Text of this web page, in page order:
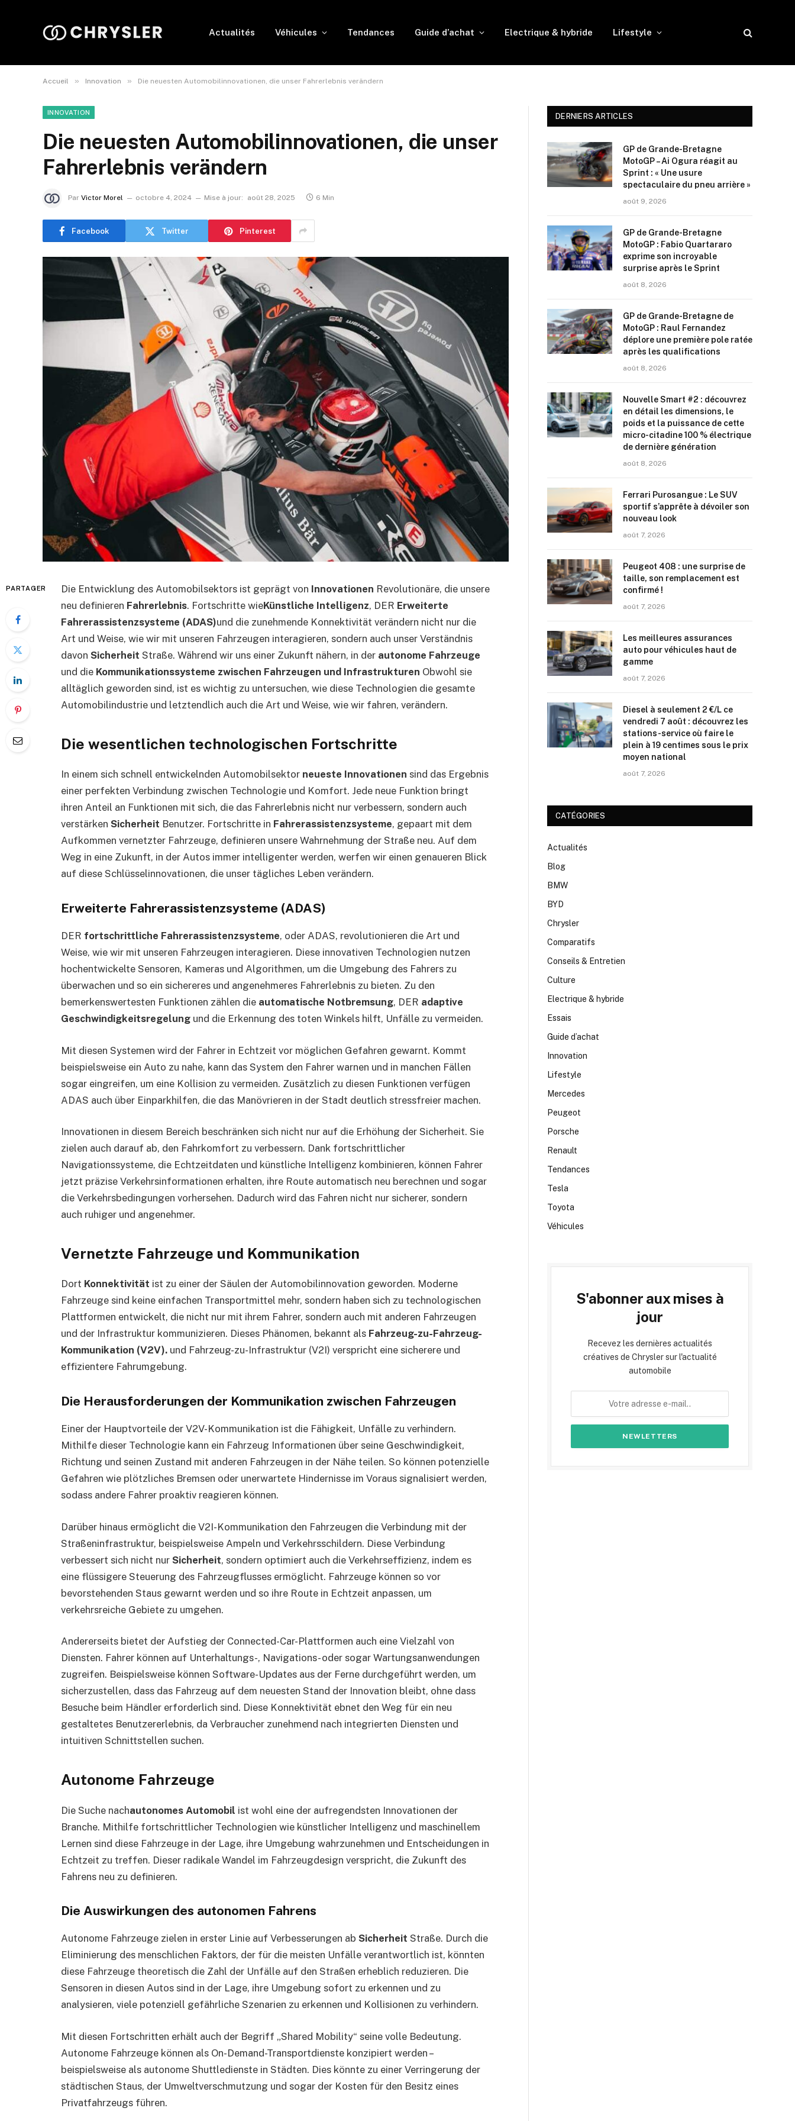
Actualités Véhicules Tendances Guide d’achat Electrique & hybride Lifestyle
Accueil » Innovation » Die neuesten Automobilinnovationen, die unser Fahrerlebnis verändern
INNOVATION
Die neuesten Automobilinnovationen, die unser
Fahrerlebnis verändern
Par Victor Morel octobre 4, 2024 Mise à jour: août 28, 2025 6 Min
Facebook Twitter Pinterest
PARTAGER Die Entwicklung des Automobilsektors ist geprägt von Innovationen Revolutionäre, die unsere
neu definieren Fahrerlebnis. Fortschritte wieKünstliche Intelligenz, DER Erweiterte
Fahrerassistenzsysteme (ADAS)und die zunehmende Konnektivität verändern nicht nur die
Art und Weise, wie wir mit unseren Fahrzeugen interagieren, sondern auch unser Verständnis
davon Sicherheit Straße. Während wir uns einer Zukunft nähern, in der autonome Fahrzeuge
und die Kommunikationssysteme zwischen Fahrzeugen und Infrastrukturen Obwohl sie
alltäglich geworden sind, ist es wichtig zu untersuchen, wie diese Technologien die gesamte
Automobilindustrie und letztendlich auch die Art und Weise, wie wir fahren, verändern.
Die wesentlichen technologischen Fortschritte
In einem sich schnell entwickelnden Automobilsektor neueste Innovationen sind das Ergebnis
einer perfekten Verbindung zwischen Technologie und Komfort. Jede neue Funktion bringt
ihren Anteil an Funktionen mit sich, die das Fahrerlebnis nicht nur verbessern, sondern auch
verstärken Sicherheit Benutzer. Fortschritte in Fahrerassistenzsysteme, gepaart mit dem
Aufkommen vernetzter Fahrzeuge, definieren unsere Wahrnehmung der Straße neu. Auf dem
Weg in eine Zukunft, in der Autos immer intelligenter werden, werfen wir einen genaueren Blick
auf diese Schlüsselinnovationen, die unser tägliches Leben verändern.
Erweiterte Fahrerassistenzsysteme (ADAS)
DER fortschrittliche Fahrerassistenzsysteme, oder ADAS, revolutionieren die Art und
Weise, wie wir mit unseren Fahrzeugen interagieren. Diese innovativen Technologien nutzen
hochentwickelte Sensoren, Kameras und Algorithmen, um die Umgebung des Fahrers zu
überwachen und so ein sichereres und angenehmeres Fahrerlebnis zu bieten. Zu den
bemerkenswertesten Funktionen zählen die automatische Notbremsung, DER adaptive
Geschwindigkeitsregelung und die Erkennung des toten Winkels hilft, Unfälle zu vermeiden.
Mit diesen Systemen wird der Fahrer in Echtzeit vor möglichen Gefahren gewarnt. Kommt
beispielsweise ein Auto zu nahe, kann das System den Fahrer warnen und in manchen Fällen
sogar eingreifen, um eine Kollision zu vermeiden. Zusätzlich zu diesen Funktionen verfügen
ADAS auch über Einparkhilfen, die das Manövrieren in der Stadt deutlich stressfreier machen.
Innovationen in diesem Bereich beschränken sich nicht nur auf die Erhöhung der Sicherheit. Sie
zielen auch darauf ab, den Fahrkomfort zu verbessern. Dank fortschrittlicher
Navigationssysteme, die Echtzeitdaten und künstliche Intelligenz kombinieren, können Fahrer
jetzt präzise Verkehrsinformationen erhalten, ihre Route automatisch neu berechnen und sogar
die Verkehrsbedingungen vorhersehen. Dadurch wird das Fahren nicht nur sicherer, sondern
auch ruhiger und angenehmer.
Vernetzte Fahrzeuge und Kommunikation
Dort Konnektivität ist zu einer der Säulen der Automobilinnovation geworden. Moderne
Fahrzeuge sind keine einfachen Transportmittel mehr, sondern haben sich zu technologischen
Plattformen entwickelt, die nicht nur mit ihrem Fahrer, sondern auch mit anderen Fahrzeugen
und der Infrastruktur kommunizieren. Dieses Phänomen, bekannt als Fahrzeug-zu-Fahrzeug-
Kommunikation (V2V). und Fahrzeug-zu-Infrastruktur (V2I) verspricht eine sicherere und
effizientere Fahrumgebung.
Die Herausforderungen der Kommunikation zwischen Fahrzeugen
Einer der Hauptvorteile der V2V-Kommunikation ist die Fähigkeit, Unfälle zu verhindern.
Mithilfe dieser Technologie kann ein Fahrzeug Informationen über seine Geschwindigkeit,
Richtung und seinen Zustand mit anderen Fahrzeugen in der Nähe teilen. So können potenzielle
Gefahren wie plötzliches Bremsen oder unerwartete Hindernisse im Voraus signalisiert werden,
sodass andere Fahrer proaktiv reagieren können.
Darüber hinaus ermöglicht die V2I-Kommunikation den Fahrzeugen die Verbindung mit der
Straßeninfrastruktur, beispielsweise Ampeln und Verkehrsschildern. Diese Verbindung
verbessert sich nicht nur Sicherheit, sondern optimiert auch die Verkehrseffizienz, indem es
eine flüssigere Steuerung des Fahrzeugflusses ermöglicht. Fahrzeuge können so vor
bevorstehenden Staus gewarnt werden und so ihre Route in Echtzeit anpassen, um
verkehrsreiche Gebiete zu umgehen.
Andererseits bietet der Aufstieg der Connected-Car-Plattformen auch eine Vielzahl von
Diensten. Fahrer können auf Unterhaltungs-, Navigations- oder sogar Wartungsanwendungen
zugreifen. Beispielsweise können Software-Updates aus der Ferne durchgeführt werden, um
sicherzustellen, dass das Fahrzeug auf dem neuesten Stand der Innovation bleibt, ohne dass
Besuche beim Händler erforderlich sind. Diese Konnektivität ebnet den Weg für ein neu
gestaltetes Benutzererlebnis, da Verbraucher zunehmend nach integrierten Diensten und
intuitiven Schnittstellen suchen.
Autonome Fahrzeuge
Die Suche nachautonomes Automobil ist wohl eine der aufregendsten Innovationen der
Branche. Mithilfe fortschrittlicher Technologien wie künstlicher Intelligenz und maschinellem
Lernen sind diese Fahrzeuge in der Lage, ihre Umgebung wahrzunehmen und Entscheidungen in
Echtzeit zu treffen. Dieser radikale Wandel im Fahrzeugdesign verspricht, die Zukunft des
Fahrens neu zu definieren.
Die Auswirkungen des autonomen Fahrens
Autonome Fahrzeuge zielen in erster Linie auf Verbesserungen ab Sicherheit Straße. Durch die
Eliminierung des menschlichen Faktors, der für die meisten Unfälle verantwortlich ist, könnten
diese Fahrzeuge theoretisch die Zahl der Unfälle auf den Straßen erheblich reduzieren. Die
Sensoren in diesen Autos sind in der Lage, ihre Umgebung sofort zu erkennen und zu
analysieren, viele potenziell gefährliche Szenarien zu erkennen und Kollisionen zu verhindern.
Mit diesen Fortschritten erhält auch der Begriff „Shared Mobility“ seine volle Bedeutung.
Autonome Fahrzeuge können als On-Demand-Transportdienste konzipiert werden –
beispielsweise als autonome Shuttledienste in Städten. Dies könnte zu einer Verringerung der
städtischen Staus, der Umweltverschmutzung und sogar der Kosten für den Besitz eines
Privatfahrzeugs führen.
DERNIERS ARTICLES
GP de Grande-Bretagne
MotoGP – Ai Ogura réagit au
Sprint : « Une usure
spectaculaire du pneu arrière »
août 9, 2026
GP de Grande-Bretagne
MotoGP : Fabio Quartararo
exprime son incroyable
surprise après le Sprint
août 8, 2026
GP de Grande-Bretagne de
MotoGP : Raul Fernandez
déplore une première pole ratée
après les qualifications
août 8, 2026
Nouvelle Smart #2 : découvrez
en détail les dimensions, le
poids et la puissance de cette
micro-citadine 100 % électrique
de dernière génération
août 8, 2026
Ferrari Purosangue : Le SUV
sportif s’apprête à dévoiler son
nouveau look
août 7, 2026
Peugeot 408 : une surprise de
taille, son remplacement est
confirmé !
août 7, 2026
Les meilleures assurances
auto pour véhicules haut de
gamme
août 7, 2026
Diesel à seulement 2 €/L ce
vendredi 7 août : découvrez les
stations-service où faire le
plein à 19 centimes sous le prix
moyen national
août 7, 2026
CATÉGORIES
Actualités
Blog
BMW
BYD
Chrysler
Comparatifs
Conseils & Entretien
Culture
Electrique & hybride
Essais
Guide d’achat
Innovation
Lifestyle
Mercedes
Peugeot
Porsche
Renault
Tendances
Tesla
Toyota
Véhicules
S'abonner aux mises à
jour
Recevez les dernières actualités
créatives de Chrysler sur l'actualité
automobile